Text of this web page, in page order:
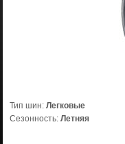
Тип шин: Легковые
Сезонность: Летняя